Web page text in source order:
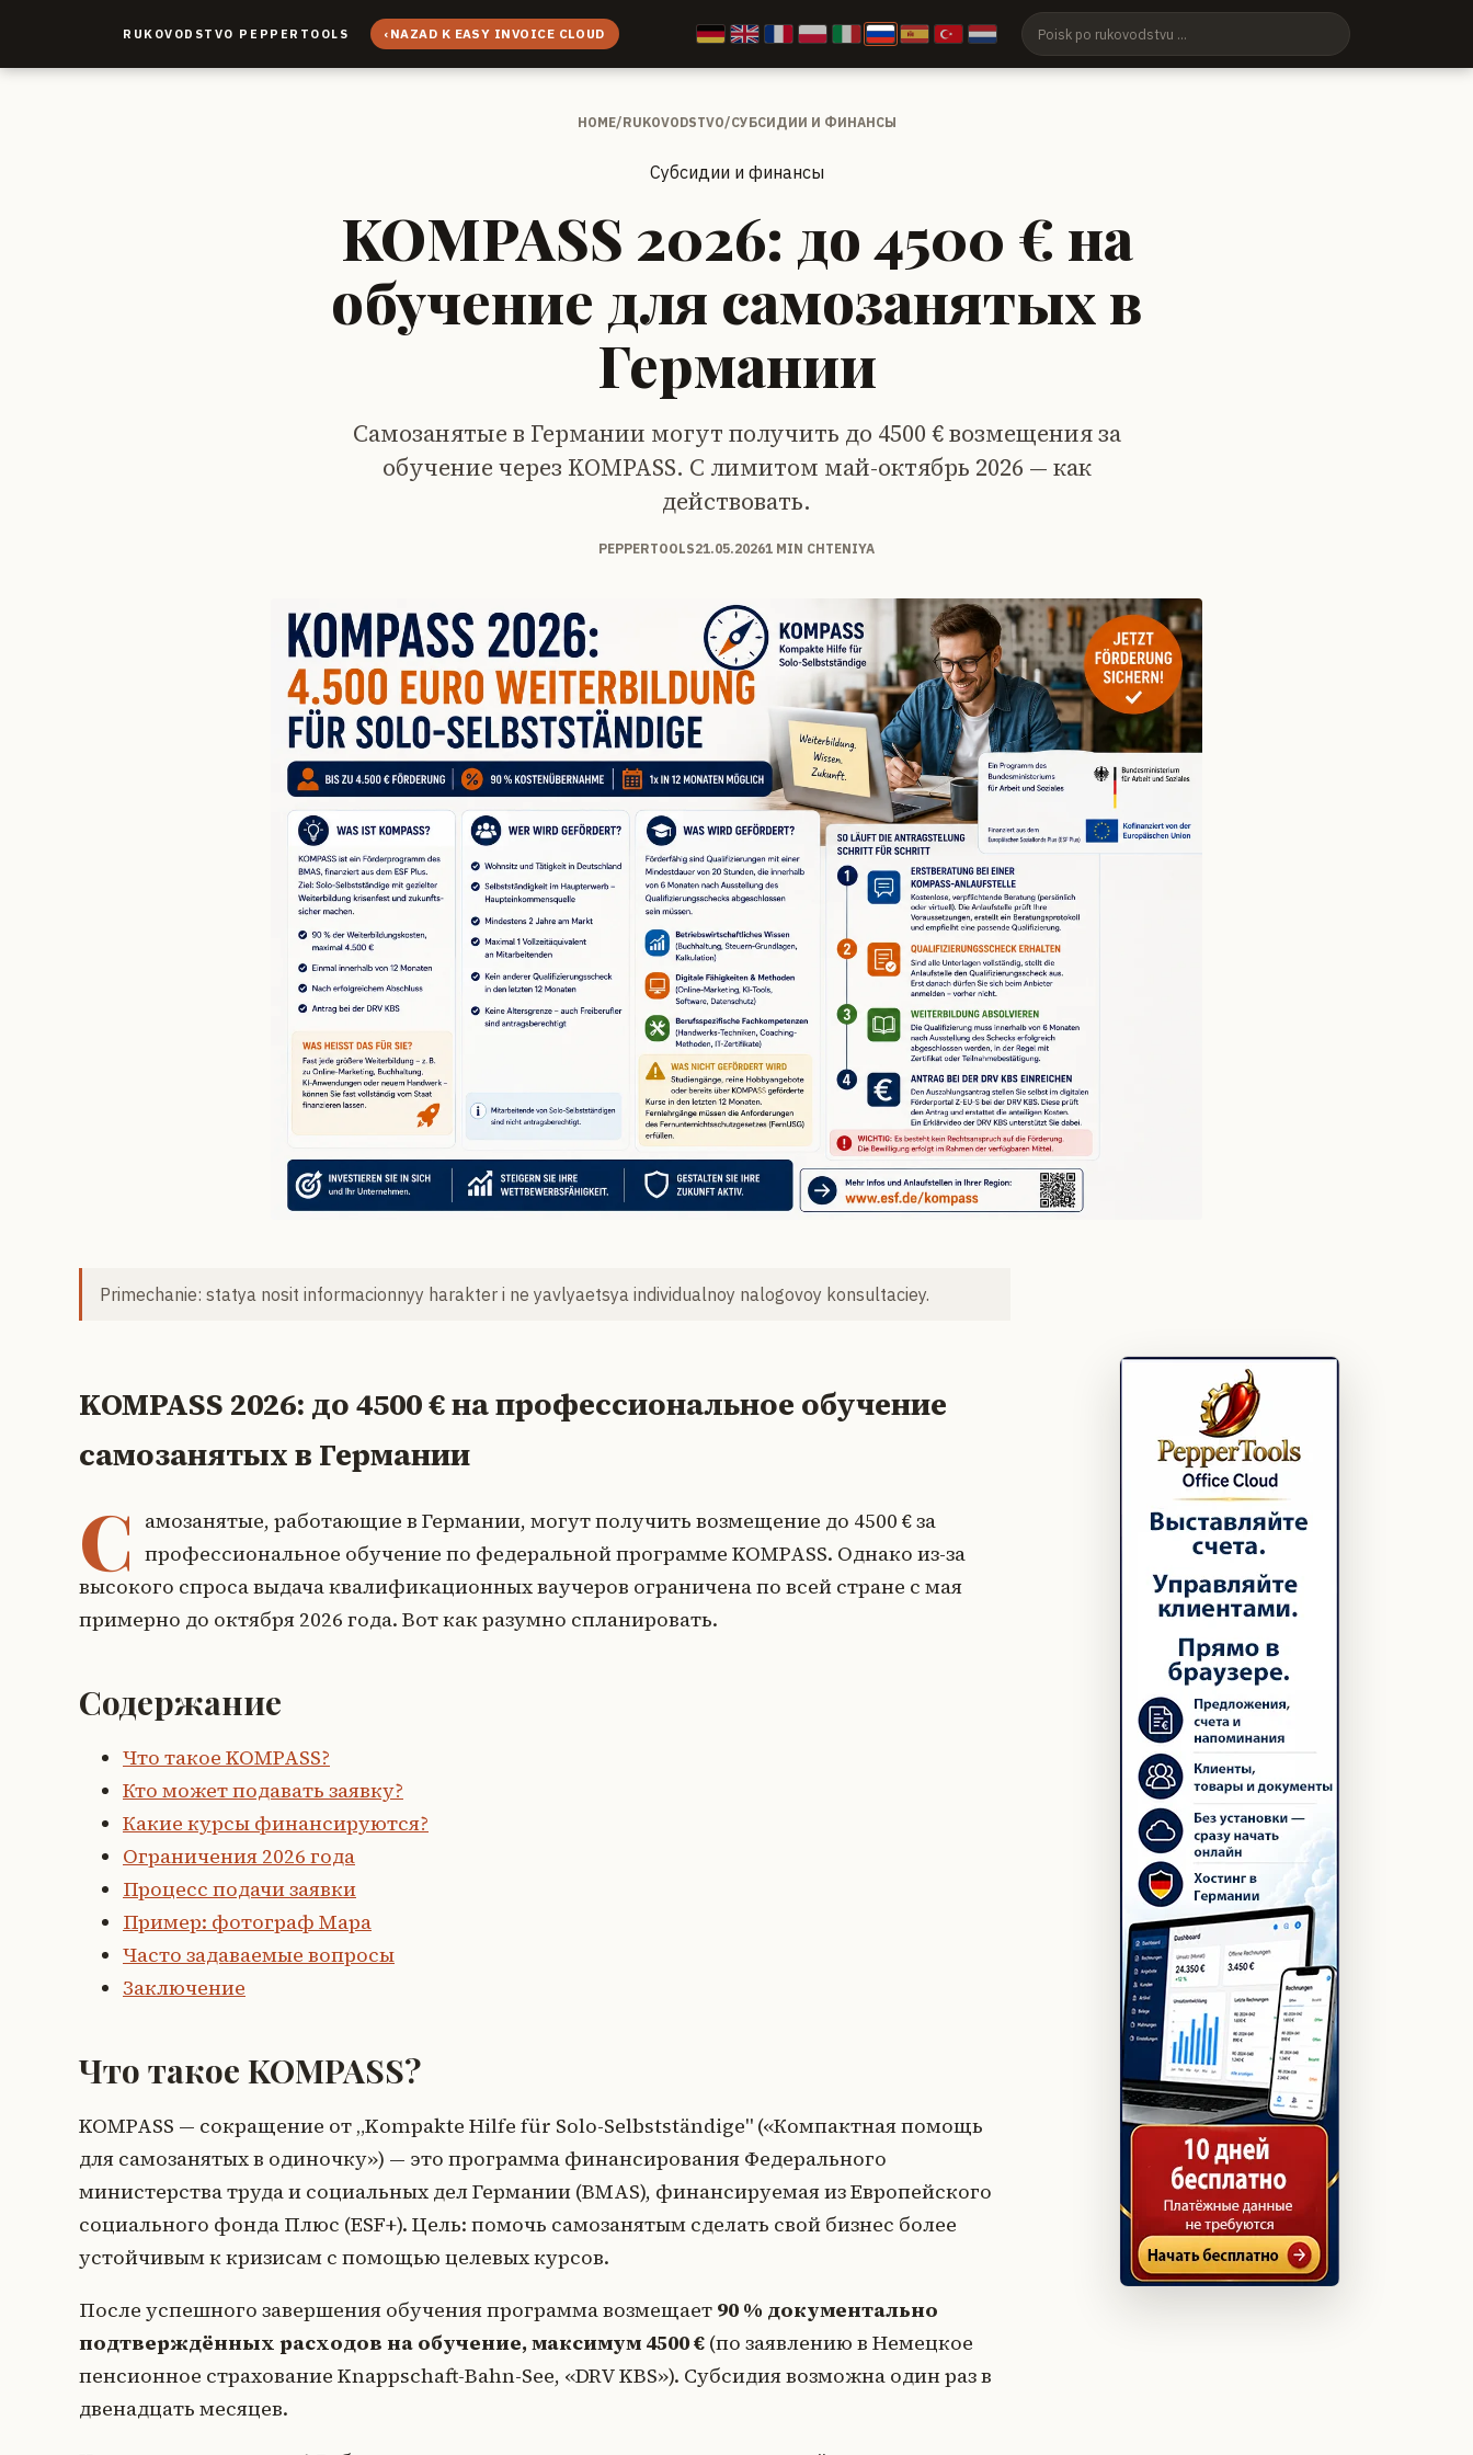
RUKOVODSTVO PEPPERTOOLS ‹ NAZAD K EASY INVOICE CLOUD
HOME/RUKOVODSTVO/СУБСИДИИ И ФИНАНСЫ
Субсидии и финансы
KOMPASS 2026: до 4500 € на
обучение для самозанятых в
Германии
Самозанятые в Германии могут получить до 4500 € возмещения за
обучение через KOMPASS. С лимитом май-октябрь 2026 — как
действовать.
PEPPERTOOLS21.05.20261 MIN CHTENIYA
Primechanie: statya nosit informacionnyy harakter i ne yavlyaetsya individualnoy nalogovoy konsultaciey.
KOMPASS 2026: до 4500 € на профессиональное обучение
самозанятых в Германии
С амозанятые, работающие в Германии, могут получить возмещение до 4500 € за
профессиональное обучение по федеральной программе KOMPASS. Однако из-за
высокого спроса выдача квалификационных ваучеров ограничена по всей стране с мая
примерно до октября 2026 года. Вот как разумно спланировать.
Содержание
Что такое KOMPASS?
Кто может подавать заявку?
Какие курсы финансируются?
Ограничения 2026 года
Процесс подачи заявки
Пример: фотограф Мара
Часто задаваемые вопросы
Заключение
Что такое KOMPASS?
KOMPASS — сокращение от „Kompakte Hilfe für Solo-Selbstständige" («Компактная помощь
для самозанятых в одиночку») — это программа финансирования Федерального
министерства труда и социальных дел Германии (BMAS), финансируемая из Европейского
социального фонда Плюс (ESF+). Цель: помочь самозанятым сделать свой бизнес более
устойчивым к кризисам с помощью целевых курсов.
После успешного завершения обучения программа возмещает 90 % документально
подтверждённых расходов на обучение, максимум 4500 € (по заявлению в Немецкое
пенсионное страхование Knappschaft-Bahn-See, «DRV KBS»). Субсидия возможна один раз в
двенадцать месяцев.